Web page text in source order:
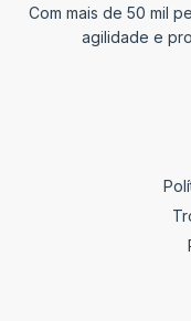
Com mais de 50 mil
agilidade e